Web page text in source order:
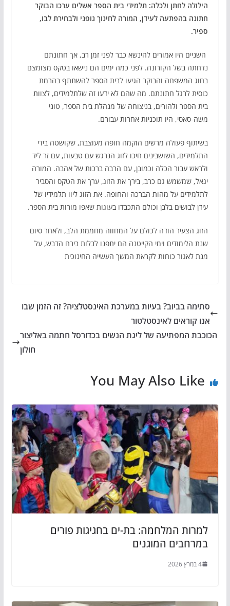
הילולה לחתן ולכלה: תלמידי בית הספר אשלים ערכו הבוקר
חתונה בהפתעה לעידן, המורה לחינוך גופני ולבחירת לבו,
ספיר.
השניים היו אמורים להינשא כבר לפני זמן רב, אך חתונתם
נדחתה בשל הקורונה. לפני כמה ימים הם נישאו בטקס מצומצם
בחוג המשפחה והבוקר הגיעו לבית הספר להשתתף בהרמת
כוסית לרגל חתונתם. מה שהם לא ידעו זה שלתלמידים, לצוות
בית הספר ולהורים, בניצוחה של מנהלת בית הספר, טוני
משה-סאסי, היו תוכניות אחרות עבורם.
בשיתוף פעולה מרשים הוקמה חופה מעוצבת, שקושטה בידי
התלמידים, השושבינים חיכו לזוג הנרגש עם טבעות, עם זר ליד
ולראש עבור הכלה וכמובן, עם הרבה ברכות של אהבה. המורה
יגאל, שמשמש גם כרב, בירך את הזוג, ערך את הטקס והסביר
לתלמידים על מהות הברכה והחופה. את הזוג ליוו תלמידיו של
עידן לבושים בלבן וכולם התכבדו בעוגות שאפו מורות בית הספר.
הזוג הצעיר הודה לכולם על המחווה מחממת הלב, ולאחר סיום
שנת הלימודים וימי הקייטנה הם יתפנו לבלות בירח הדבש, על
מנת לאגור כוחות לקראת המשך העשייה החינוכית
סתימה בביוב? בעיות במערכת האינסטלציה? זה הזמן שבו
אנו קוראים לאינסטלטור
הכוכבת המפתיעה של ליגת הנשים בכדורסל חתמה באליצור
חולון
You May Also Like
למרות המלחמה: בת-ים בחגיגות פורים
במרחבים המוגנים
4 במרץ 2026